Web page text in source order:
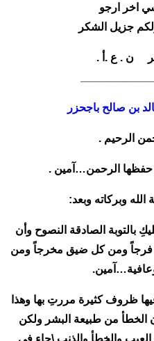
اخر ارجو
جزيل الشكر
ن . ع .أ .
بن صالح باجحزر
الرحيم .
: حفظها الرحمن…آمين .
وبركاته وبعد:
بالتوبة الصادقة النصوح وأن
ومن كل ضيق مخرجاً ومن
ظروف كثيرة مررتِ بها وهذا
من طبيعة البشر ولكن
العيب والخطأ والذنب \جاء في